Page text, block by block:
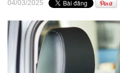
04/03/2025